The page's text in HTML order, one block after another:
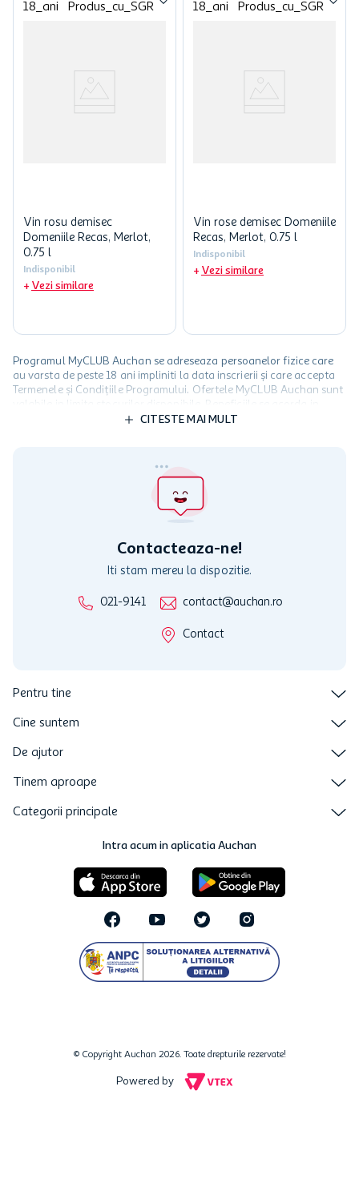
Vin rosu demisec
Domeniile Recas, Merlot,
0.75 l
Indisponibil
Vezi similare
Vin rose demisec Domeniile
Recas, Merlot, 0.75 l
Indisponibil
Vezi similare
Programul MyCLUB Auchan se adreseaza persoanelor fizice care
au varsta de peste 18 ani impliniti la data inscrierii și care accepta
Termenele și Condițiile Programului. Ofertele MyCLUB Auchan sunt
limita a 12 unitati / card client o singura data in perioada promotiei.
activitati in afara celor mentionate in Termene si Conditii. Auchan
nu raspunde pentru imposibilitatea utilizarii Cardului in perioada in
care aceste este suspendat sau in perioada in care sunt efectuate
CITESTE MAI MULT
Contacteaza-ne!
Iti stam mereu la dispozitie.
021-9141 contact@auchan.ro
Contact
Pentru tine
Cine suntem
De ajutor
Tinem aproape
Categorii principale
Intra acum in aplicatia Auchan
© Copyright Auchan 2026. Toate drepturile rezervate!
Powered by